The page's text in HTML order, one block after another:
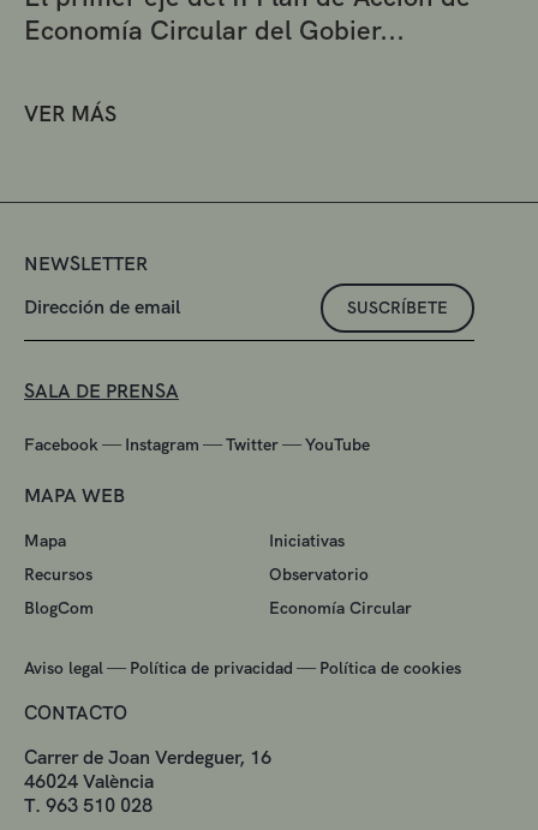
Economía Circular del Gobier...
VER MÁS
NEWSLETTER
SUSCRÍBETE
SALA DE PRENSA
Facebook — Instagram —Twitter—YouTube
MAPA WEB
Mapa
Iniciativas
Recursos
Observatorio
BlogCom
Economía Circular
Aviso legal — Política de privacidad — Política de cookies
CONTACTO
Carrer de Joan Verdeguer, 16
46024 València
T. 963 510 028